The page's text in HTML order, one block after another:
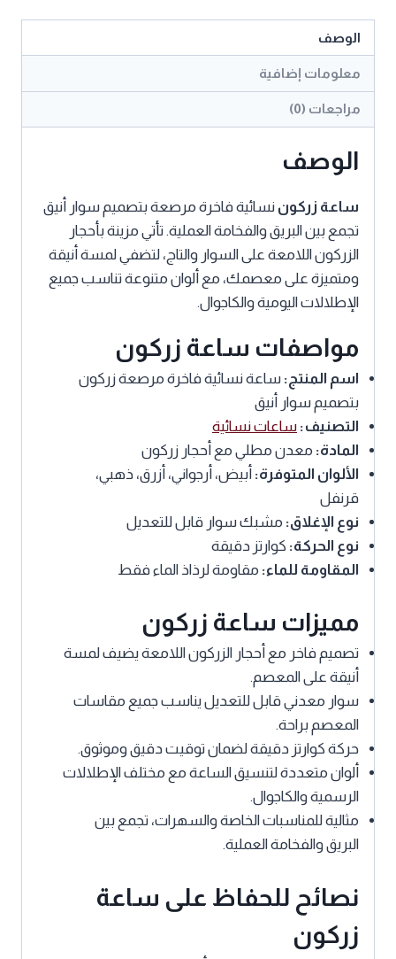
بتصميم
الوصف
معلومات إضافية
مراجعات (0)
الوصف
ساعة زركون نسائية فاخرة مرصعة بتصميم سوار أنيق
تجمع بين البريق والفخامة العملية. تأتي مزينة بأحجار
الزركون اللامعة على السوار والتاج، لتضفي لمسة أنيقة
ومتميزة على معصمك، مع ألوان متنوعة تناسب جميع
الإطلالات اليومية والكاجوال.
مواصفات ساعة زركون
اسم المنتج: ساعة نسائية فاخرة مرصعة زركون
بتصميم سوار أنيق
التصنيف: ساعات نسائية
المادة: معدن مطلي مع أحجار زركون
الألوان المتوفرة: أبيض، أرجواني، أزرق، ذهبي،
قرنفل
نوع الإغلاق: مشبك سوار قابل للتعديل
نوع الحركة: كوارتز دقيقة
المقاومة للماء: مقاومة لرذاذ الماء فقط
مميزات ساعة زركون
تصميم فاخر مع أحجار الزركون اللامعة يضيف لمسة
أنيقة على المعصم.
سوار معدني قابل للتعديل يناسب جميع مقاسات
المعصم براحة.
حركة كوارتز دقيقة لضمان توقيت دقيق وموثوق.
ألوان متعددة لتنسيق الساعة مع مختلف الإطلالات
الرسمية والكاجوال.
مثالية للمناسبات الخاصة والسهرات، تجمع بين
البريق والفخامة العملية.
نصائح للحفاظ على ساعة
زركون